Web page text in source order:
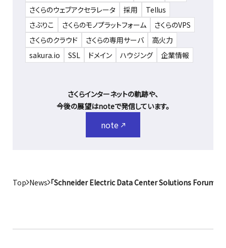
さくらのウェブアクセラレータ
採用
Tellus
さぶりこ
さくらのモノプラットフォーム
さくらのVPS
さくらのクラウド
さくらの専用サーバ
高火力
sakura.io
SSL ドメイン ハウジング 企業情報
さくらインターネットの軌跡や、
今後の展望はnoteで発信しています。
note
Top News 「Schneider Electric Data Center Solutions Forum